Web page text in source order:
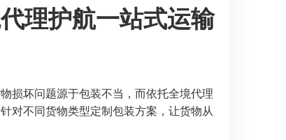
理护航一站式运输
损坏问题源于包装不当，而依托全境代理
对不同货物类型定制包装方案，让货物从